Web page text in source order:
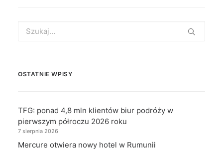
for:
OSTATNIE WPISY
TFG: ponad 4,8 mln klientów biur podróży w
pierwszym półroczu 2026 roku
7 sierpnia 2026
Mercure otwiera nowy hotel w Rumunii